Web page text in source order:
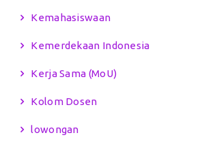
Kemahasiswaan
Kemerdekaan Indonesia
Kerja Sama (MoU)
Kolom Dosen
lowongan